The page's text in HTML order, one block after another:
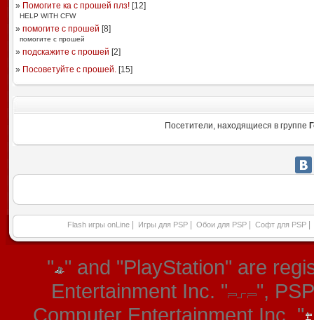
» Помогите ка с прошей плз![12]
HELP WITH CFW
» помогите с прошей [8]
помогите с прошей
» подскажите с прошей [2]
» Посоветуйте с прошей.[15]
Посетители, находящиеся в группе
Flash игры onLine Игры для PSP Обои для PSP Софт для PSP
" " and "PlayStation" are
Entertainment Inc. "
",
Computer Entertainment Inc. "